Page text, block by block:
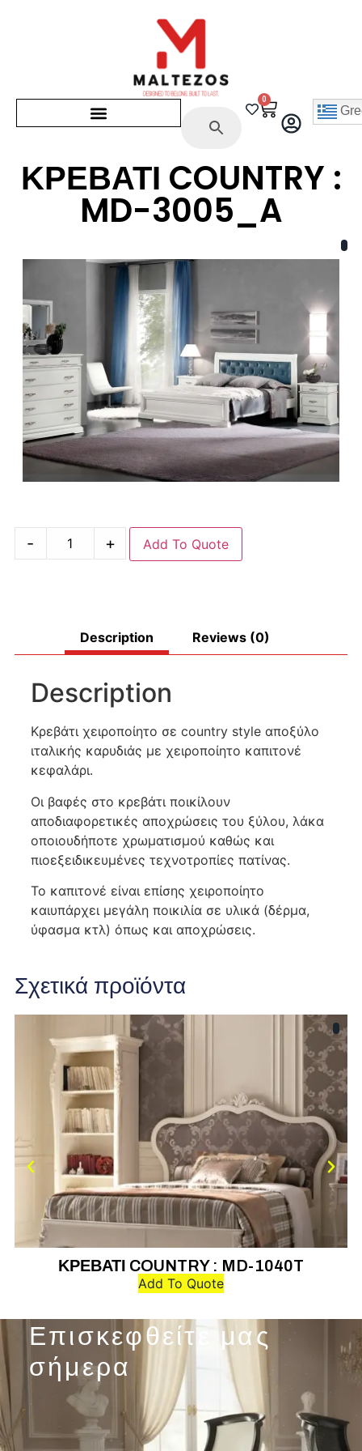
0
ΚΡΕΒΑΤΙ COUNTRY :
MD-3005_A
- + Add To Quote
Description Reviews (0)
Description
Κρεβάτι χειροποίητο σε country style αποξύλο
ιταλικής καρυδιάς με χειροποίητο καπιτονέ
κεφαλάρι.
Οι βαφές στο κρεβάτι ποικίλουν
αποδιαφορετικές αποχρώσεις του ξύλου, λάκα
οποιουδήποτε χρωματισμού καθώς και
πιοεξειδικευμένες τεχνοτροπίες πατίνας.
Το καπιτονέ είναι επίσης χειροποίητο
καιυπάρχει μεγάλη ποικιλία σε υλικά (δέρμα,
ύφασμα κτλ) όπως και αποχρώσεις.
Σχετικά προϊόντα
ΚΡΕΒΑΤΙ COUNTRY : MD-1040T
Add To Quote
Επισκεφθείτε μας
σήμερα